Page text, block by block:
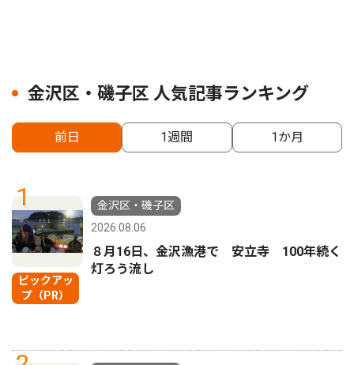
金沢区・磯子区 人気記事ランキング
前日 1週間 1か月
1
ピックアッ
プ（PR）
金沢区・磯子区
2026.08.06
８月16日、金沢漁港で 安立寺 100年続く
灯ろう流し